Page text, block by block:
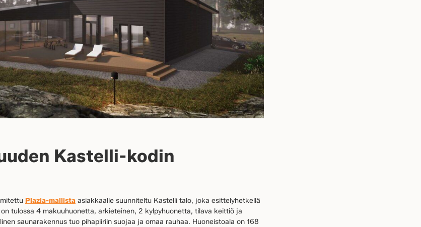
Kastelli-kodin
Plazia-mallista asiakkaalle suunniteltu Kastelli talo, joka esittelyhetkellä
tulossa 4 makuuhuonetta, arkieteinen, 2 kylpyhuonetta, tilava keittiö ja
saunarakennus tuo pihapiiriin suojaa ja omaa rauhaa. Huoneistoala on 168